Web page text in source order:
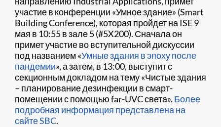
участие в конференции «Умное здание» (Smart
Building Conference), которая пройдет на ISE 9
мая в 10:55 в зале 5 (#5X200). Сначала он
примет участие во вступительной дискуссии
под названием «Умные здания в эпоху после
пандемии», а затем, в 13:00, выступит с
секционным докладом на тему «Чистые здания
– планирование дезинфекции в смарт-
помещении с помощью far-UVC света». Более
подробная информация представлена на
сайте SBC.